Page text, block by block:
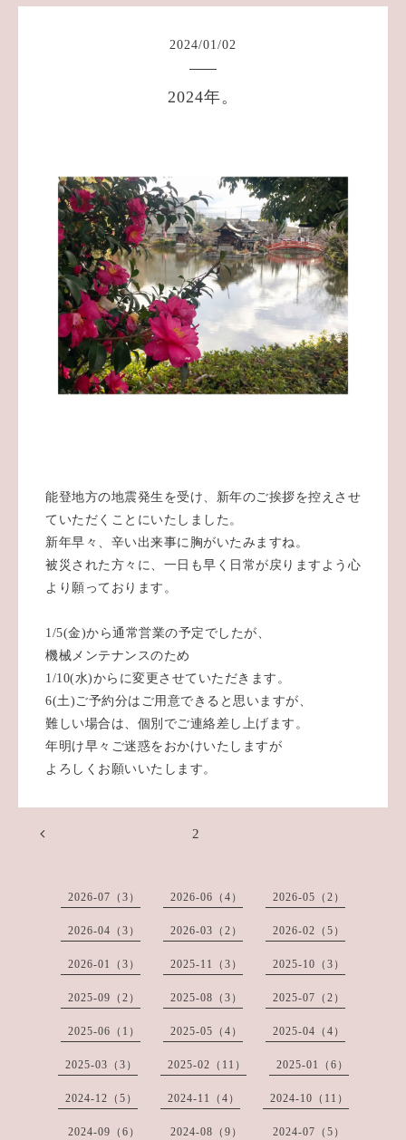
2024/01/02
2024年。
能登地方の地震発生を受け、新年のご挨拶を控えさせ
ていただくことにいたしました。
新年早々、辛い出来事に胸がいたみますね。
被災された方々に、一日も早く日常が戻りますよう心
より願っております。
1/5(金)から通常営業の予定でしたが、
機械メンテナンスのため
1/10(水)からに変更させていただきます。
6(土)ご予約分はご用意できると思いますが、
難しい場合は、個別でご連絡差し上げます。
年明け早々ご迷惑をおかけいたしますが
よろしくお願いいたします。
2
2026-07（3） 2026-06（4） 2026-05（2）
2026-04（3） 2026-03（2） 2026-02（5）
2026-01（3） 2025-11（3） 2025-10（3）
2025-09（2） 2025-08（3） 2025-07（2）
2025-06（1） 2025-05（4） 2025-04（4）
2025-03（3） 2025-02（11） 2025-01（6）
2024-12（5） 2024-11（4） 2024-10（11）
2024-09（6） 2024-08（9） 2024-07（5）